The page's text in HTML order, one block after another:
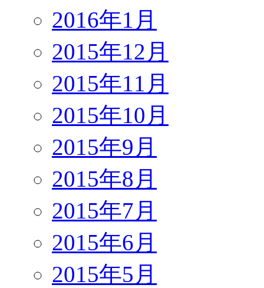
2016年1月
2015年12月
2015年11月
2015年10月
2015年9月
2015年8月
2015年7月
2015年6月
2015年5月